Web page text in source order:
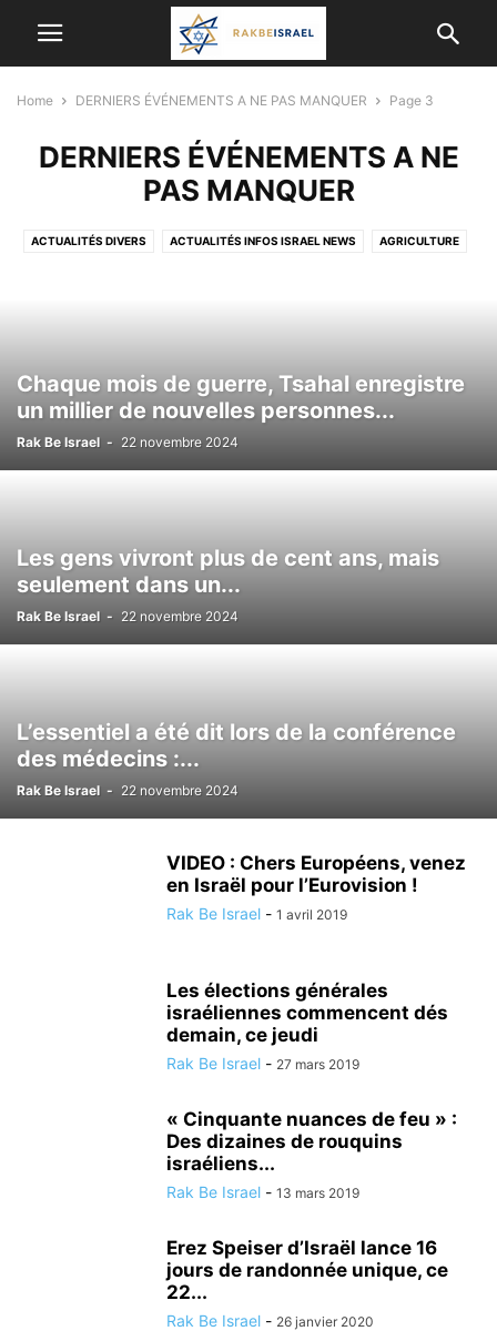
Home DERNIERS ÉVÉNEMENTS A NE PAS MANQUER Page 3
DERNIERS ÉVÉNEMENTS A NE
PAS MANQUER
ACTUALITÉS DIVERS ACTUALITÉS INFOS ISRAEL NEWS AGRICULTURE
DERNIERS ÉVÉNEMENTS A NE PAS MANQUER ECOLOGIE
ETUDES SCIENTIFIQUES ET MÉDICALES
LOISIRS MÉDECINE ALTERNATIVE METEO MODE NATURE
NUTRITIONISME PSYCHOLOGIE
SCIENCE ET TECHNOLOGIE SECOURISME
TSAHAL VALEURS DE L'ETAT JUIF VÉHICULE VIE EN ISRAËL
Chaque mois de guerre, Tsahal enregistre
un millier de nouvelles personnes...
Rak Be Israel - 22 novembre 2024
Les gens vivront plus de cent ans, mais
seulement dans un...
Rak Be Israel - 22 novembre 2024
L’essentiel a été dit lors de la conférence
des médecins :...
Rak Be Israel - 22 novembre 2024
VIDEO : Chers Européens, venez
en Israël pour l’Eurovision !
Rak Be Israel - 1 avril 2019
Les élections générales
israéliennes commencent dés
demain, ce jeudi
Rak Be Israel - 27 mars 2019
« Cinquante nuances de feu » :
Des dizaines de rouquins
israéliens...
Rak Be Israel - 13 mars 2019
Erez Speiser d’Israël lance 16
jours de randonnée unique, ce
22...
Rak Be Israel - 26 janvier 2020